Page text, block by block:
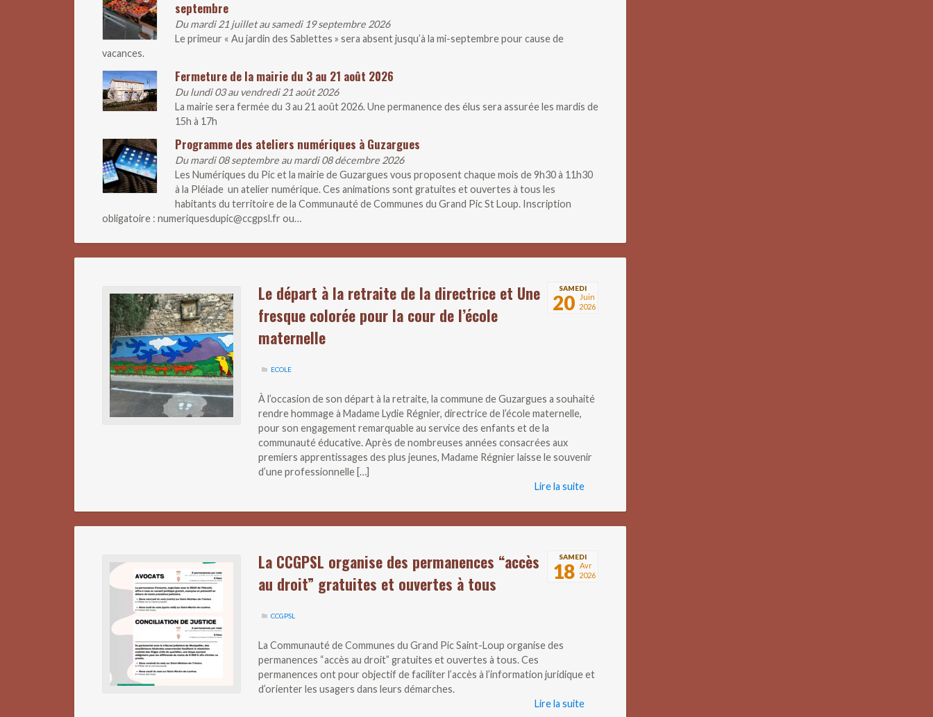
septembre
Du mardi 21 juillet au samedi 19 septembre 2026
Le primeur « Au jardin des Sablettes » sera absent jusqu’à la mi-septembre pour cause de
vacances.
Fermeture de la mairie du 3 au 21 août 2026
Du lundi 03 au vendredi 21 août 2026
La mairie sera fermée du 3 au 21 août 2026. Une permanence des élus sera assurée les mardis de
15h à 17h
Programme des ateliers numériques à Guzargues
Du mardi 08 septembre au mardi 08 décembre 2026
Les Numériques du Pic et la mairie de Guzargues vous proposent chaque mois de 9h30 à 11h30
à la Pléiade un atelier numérique. Ces animations sont gratuites et ouvertes à tous les
habitants du territoire de la Communauté de Communes du Grand Pic St Loup. Inscription
obligatoire : numeriquesdupic@ccgpsl.fr ou…
SAMEDI
20
Juin
2026
Le départ à la retraite de la directrice et Une
fresque colorée pour la cour de l’école
maternelle
ECOLE
À l’occasion de son départ à la retraite, la commune de Guzargues a souhaité
rendre hommage à Madame Lydie Régnier, directrice de l’école maternelle,
pour son engagement remarquable au service des enfants et de la
communauté éducative. Après de nombreuses années consacrées aux
premiers apprentissages des plus jeunes, Madame Régnier laisse le souvenir
d’une professionnelle […]
Lire la suite
SAMEDI
18 Avr
2026
La CCGPSL organise des permanences “accès
au droit” gratuites et ouvertes à tous
CCGPSL
La Communauté de Communes du Grand Pic Saint-Loup organise des
permanences “accès au droit” gratuites et ouvertes à tous. Ces
permanences ont pour objectif de faciliter l’accès à l’information juridique et
d’orienter les usagers dans leurs démarches.
Lire la suite